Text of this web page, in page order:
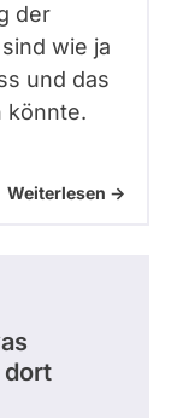
der
wie ja
und das
könnte.
Weiterlesen ->
dort